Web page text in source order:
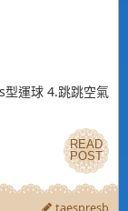
運球 4.跳跳空氣
READ
POST
READ
POST